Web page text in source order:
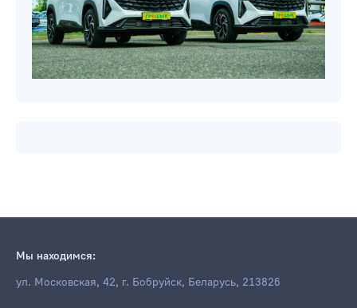
Мы находимся:
ул. Московская, 42, г. Бобруйск, Беларусь, 213826